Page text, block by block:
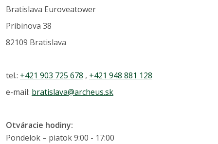
Bratislava Euroveatower
Pribinova 38
82109 Bratislava
tel.: +421 903 725 678 , +421 948 881 128
e-mail: bratislava@archeus.sk
Otváracie hodiny:
Pondelok – piatok 9:00 - 17:00